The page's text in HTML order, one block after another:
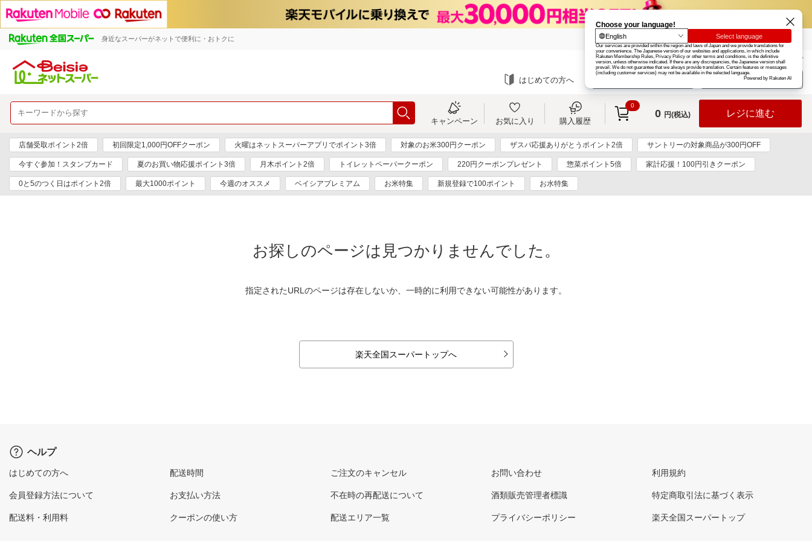
身近なスーパーがネットで便利に・おトクに 楽天グループ カード
お知らせ ヘルプ
はじめての方へ ログイン
キャンペーン お気に入り 購入履歴
0
0 円(税込) レジに進む
店舗受取ポイント2倍 初回限定1,000円OFFクーポン 火曜はネットスーパーアプリでポイント3倍 対象のお米300円クーポン ザスパ応援ありがとうポイント2倍 サントリーの対象商品が300円OFF
今すぐ参加！スタンプカード 夏のお買い物応援ポイント3倍 月木ポイント2倍 トイレットペーパークーポン 220円クーポンプレゼント 惣菜ポイント5倍 家計応援！100円引きクーポン
0と5のつく日はポイント2倍 最大1000ポイント 今週のオススメ ベイシアプレミアム お米特集 新規登録で100ポイント お水特集
お探しのページは見つかりませんでした。
指定されたURLのページは存在しないか、一時的に利用できない可能性があります。
楽天全国スーパートップへ
ヘルプ
はじめての方へ
会員登録方法について
配送料・利用料
配送時間
お支払い方法
クーポンの使い方
ご注文のキャンセル
不在時の再配送について
配送エリア一覧
お問い合わせ
酒類販売管理者標識
プライバシーポリシー
利用規約
特定商取引法に基づく表示
楽天全国スーパートップ